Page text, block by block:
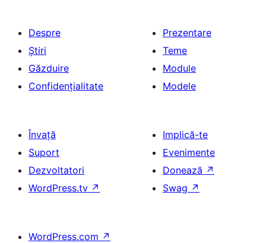
Despre
Știri
Găzduire
Confidențialitate
Prezentare
Teme
Module
Modele
Învață
Suport
Dezvoltatori
WordPress.tv ↗
Implică-te
Evenimente
Donează ↗
Swag ↗
WordPress.com ↗